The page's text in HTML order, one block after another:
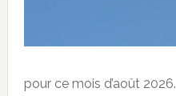
pour ce mois d’août